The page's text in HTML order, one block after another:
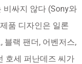
비싸지 않다 (Sony와
품 디자인은 일론
블랙 팬더, 어벤저스,
호세 퍼난데즈 씨가